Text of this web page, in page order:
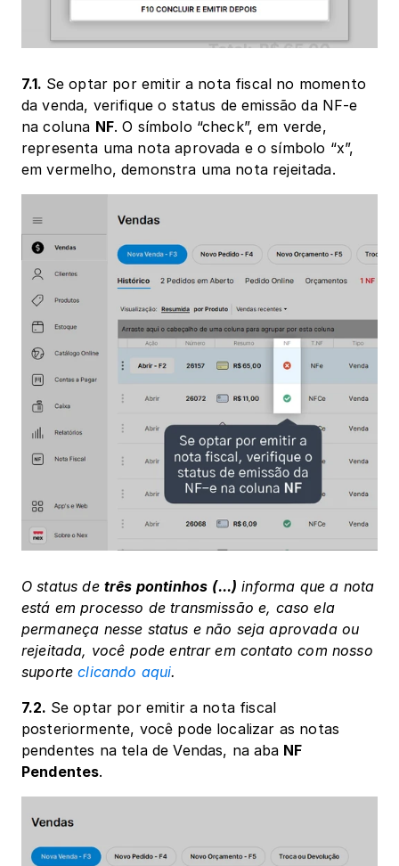
7.1. Se optar por emitir a nota fiscal no momento
da venda, verifique o status de emissão da NF-e
na coluna NF. O símbolo “check”, em verde,
representa uma nota aprovada e o símbolo “x”,
em vermelho, demonstra uma nota rejeitada.
O status de três pontinhos (...) informa que a nota
está em processo de transmissão e, caso ela
permaneça nesse status e não seja aprovada ou
rejeitada, você pode entrar em contato com nosso
suporte clicando aqui.
7.2. Se optar por emitir a nota fiscal
posteriormente, você pode localizar as notas
pendentes na tela de Vendas, na aba NF
Pendentes.